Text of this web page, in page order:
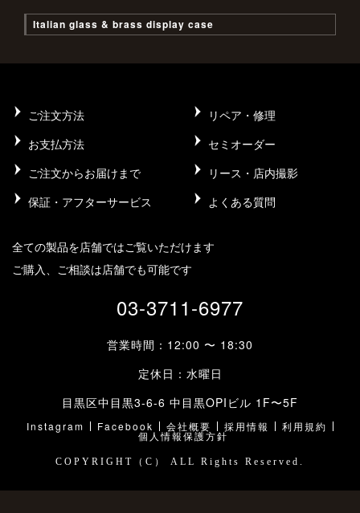
Italian glass & brass display case
ご注文方法
リペア・修理
お支払方法
セミオーダー
ご注文からお届けまで
リース・店内撮影
保証・アフターサービス
よくある質問
全ての製品を店舗ではご覧いただけます
ご購入、ご相談は店舗でも可能です
03-3711-6977
営業時間：12:00 〜 18:30
定休日：水曜日
目黒区中目黒3-6-6 中目黒OPIビル 1F〜5F
Instagram Facebook 会社概要 採用情報 利用規約
個人情報保護方針
COPYRIGHT（C） ALL Rights Reserved.